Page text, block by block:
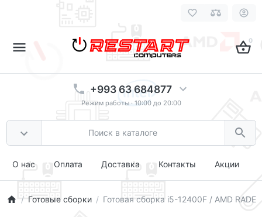
0
+993 63 684877
Режим работы · 10:00 до 20:00
О нас Оплата Доставка Контакты Акции
Готовые сборки Готовая сборка i5-12400F / AMD